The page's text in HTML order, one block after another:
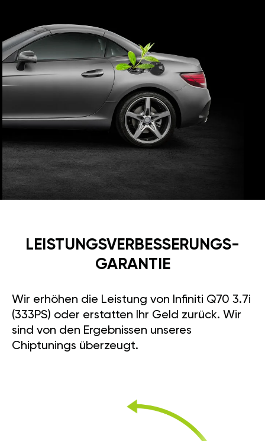
LEISTUNGSVERBESSE­RUNGS­
GARANTIE
Wir erhöhen die Leistung von Infiniti Q70 3.7i
(333PS) oder erstatten Ihr Geld zurück. Wir
sind von den Ergebnissen unseres
Chiptunings überzeugt.